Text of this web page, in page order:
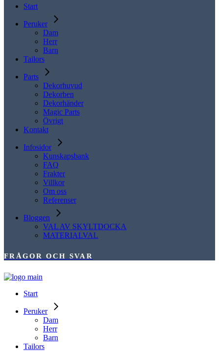
Start
Peruker
Dam
Herr
Barn
Tailors
Parts
Dekorhuvud
Dekorben
Dekorhänder
Magic Parts
Övrigt
Kontakt
Infosidor
Kunskapsbank
FAQ
Frakter
Villkor
Om oss
Referenser
Bloggen
VAL AV SKYLTDOCKA
MATERIALVAL
FRÅGOR OCH SVAR
Start
Peruker
Dam
Herr
Barn
Tailors